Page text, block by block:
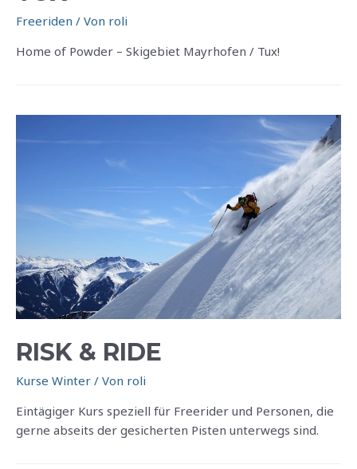
Freeriden / Von roli
Home of Powder – Skigebiet Mayrhofen / Tux!
RISK & RIDE
Kurse Winter / Von roli
Eintägiger Kurs speziell für Freerider und Personen, die
gerne abseits der gesicherten Pisten unterwegs sind.